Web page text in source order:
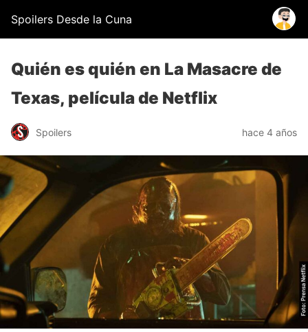
Spoilers Desde la Cuna
Quién es quién en La Masacre de
Texas, película de Netflix
Spoilers hace 4 años